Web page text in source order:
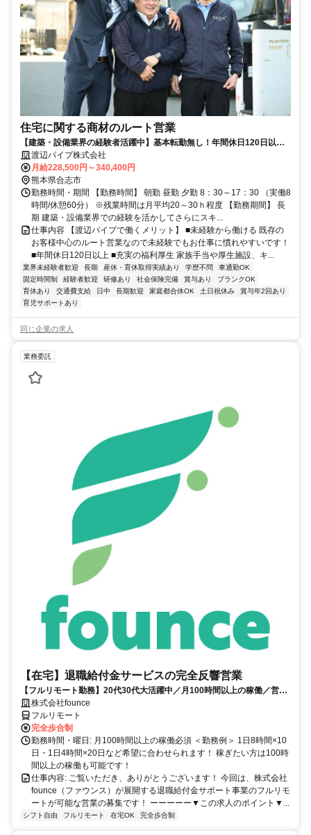
住宅に関する商材のルート営業
【建築・設備業界の経験者活躍中】基本転勤無し！年間休日120日以上
＆土日祝休み/家族手当・退職金制度あり
渡辺パイプ株式会社
月給228,500円～340,400円
熊本県合志市
勤務時間・期間 【勤務時間】 朝勤 昼勤 夕勤 8：30～17：30 （実働8
時間/休憩60分） ※残業時間は月平均20～30ｈ程度 【勤務期間】 長
期 建築・設備業界での経験を活かしてさらにスキ...
仕事内容 【渡辺パイプで働くメリット】 ■未経験から働ける 既存の
お客様中心のルート営業なので未経験でもお仕事に慣れやすいです！
■年間休日120日以上 ■充実の福利厚生 家族手当や厚生施設、キ...
業界未経験者歓迎 長期 産休・育休取得実績あり 学歴不問
車通勤OK
固定時間制
経験者歓迎 研修あり 社会保険完備 賞与あり
ブランクOK
育休あり
交通費支給 日中 長期歓迎 家庭都合休OK 土日祝休み
賞与年2回あり
育児サポートあり
同じ企業の求人
業務委託
【在宅】退職給付金サービスの完全反響営業
【フルリモート勤務】20代30代大活躍中／月100時間以上の稼働／営業
経験1年あればOK／アポ取りなし提案のみ／研修制度充実
株式会社founce
フルリモート
完全歩合制
勤務時間・曜日: 月100時間以上の稼働必須 ＜勤務例＞ 1日8時間×10
日・1日4時間×20日など希望に合わせられます！ 稼ぎたい方は100時
間以上の稼働も可能です！
仕事内容: ご覧いただき、ありがとうございます！ 今回は、株式会社
founce（ファウンス）が展開する退職給付金サポート事業のフルリモ
ートが可能な営業の募集です！ ーーーーー▼この求人のポイント▼...
シフト自由 フルリモート 在宅OK 完全歩合制